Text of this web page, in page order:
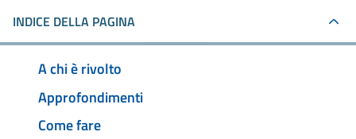
INDICE DELLA PAGINA
A chi è rivolto
Approfondimenti
Come fare